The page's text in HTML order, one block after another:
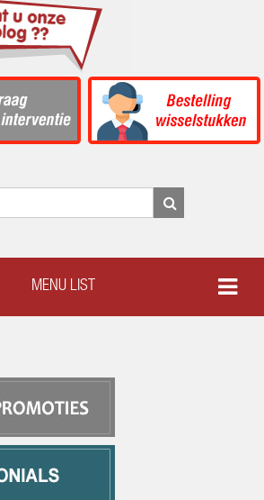
MENU LIST